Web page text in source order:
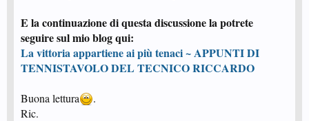
E la continuazione di questa discussione la potrete
seguire sul mio blog qui:
La vittoria appartiene ai più tenaci ~ APPUNTI DI
TENNISTAVOLO DEL TECNICO RICCARDO
Buona lettura
.
Ric.